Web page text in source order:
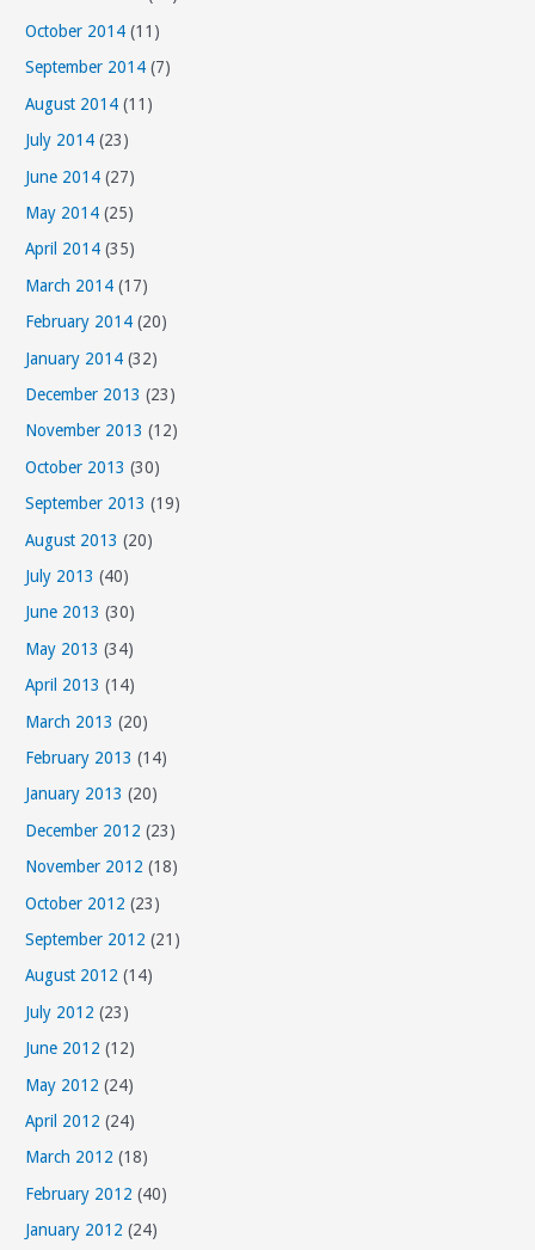
October 2014 (11)
September 2014 (7)
August 2014 (11)
July 2014 (23)
June 2014 (27)
May 2014 (25)
April 2014 (35)
March 2014 (17)
February 2014 (20)
January 2014 (32)
December 2013 (23)
November 2013 (12)
October 2013 (30)
September 2013 (19)
August 2013 (20)
July 2013 (40)
June 2013 (30)
May 2013 (34)
April 2013 (14)
March 2013 (20)
February 2013 (14)
January 2013 (20)
December 2012 (23)
November 2012 (18)
October 2012 (23)
September 2012 (21)
August 2012 (14)
July 2012 (23)
June 2012 (12)
May 2012 (24)
April 2012 (24)
March 2012 (18)
February 2012 (40)
January 2012 (24)